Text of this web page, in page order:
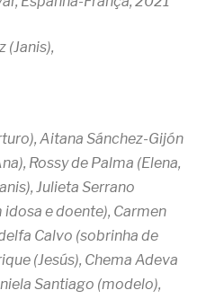
(Janis),
Aitana Sánchez-Gijón
Rossy de Palma (Elena,
Julieta Serrano
idosa e doente), Carmen
Calvo (sobrinha de
(Jesús), Chema Adeva
Santiago (modelo),